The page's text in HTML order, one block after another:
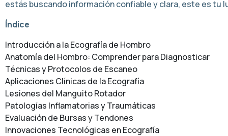
estás buscando información confiable y clara, este es tu
Índice
Introducción a la Ecografía de Hombro
Anatomía del Hombro: Comprender para Diagnosticar
Técnicas y Protocolos de Escaneo
Aplicaciones Clínicas de la Ecografía
Lesiones del Manguito Rotador
Patologías Inflamatorias y Traumáticas
Evaluación de Bursas y Tendones
Innovaciones Tecnológicas en Ecografía